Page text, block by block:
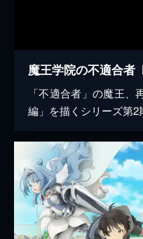
「不適合者」の魔王
編」を描くシリーズ第2